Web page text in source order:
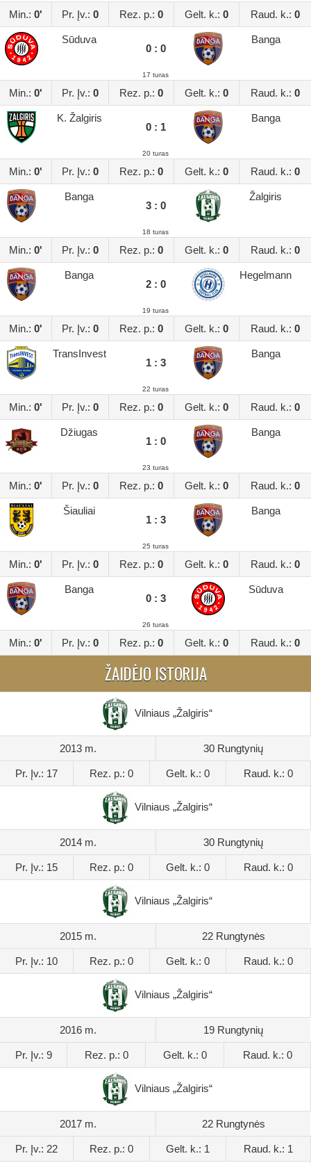
Min.: 0' Pr. Įv.: 0 Rez. p.: 0 Gelt. k.: 0 Raud. k.: 0
Sūduva
0 : 0
Banga
17 turas
Min.: 0' Pr. Įv.: 0 Rez. p.: 0 Gelt. k.: 0 Raud. k.: 0
K. Žalgiris
0 : 1
Banga
20 turas
Min.: 0' Pr. Įv.: 0 Rez. p.: 0 Gelt. k.: 0 Raud. k.: 0
Banga
3 : 0
Žalgiris
18 turas
Min.: 0' Pr. Įv.: 0 Rez. p.: 0 Gelt. k.: 0 Raud. k.: 0
Banga
2 : 0
Hegelmann
19 turas
Min.: 0' Pr. Įv.: 0 Rez. p.: 0 Gelt. k.: 0 Raud. k.: 0
TransInvest
1 : 3
Banga
22 turas
Min.: 0' Pr. Įv.: 0 Rez. p.: 0 Gelt. k.: 0 Raud. k.: 0
Džiugas
1 : 0
Banga
23 turas
Min.: 0' Pr. Įv.: 0 Rez. p.: 0 Gelt. k.: 0 Raud. k.: 0
Šiauliai
1 : 3
Banga
25 turas
Min.: 0' Pr. Įv.: 0 Rez. p.: 0 Gelt. k.: 0 Raud. k.: 0
Banga
0 : 3
Sūduva
26 turas
Min.: 0' Pr. Įv.: 0 Rez. p.: 0 Gelt. k.: 0 Raud. k.: 0
ŽAIDĖJO ISTORIJA
Vilniaus „Žalgiris“
2013 m. 30 Rungtynių
Pr. Įv.: 17 Rez. p.: 0 Gelt. k.: 0 Raud. k.: 0
Vilniaus „Žalgiris“
2014 m. 30 Rungtynių
Pr. Įv.: 15 Rez. p.: 0 Gelt. k.: 0 Raud. k.: 0
Vilniaus „Žalgiris“
2015 m. 22 Rungtynės
Pr. Įv.: 10 Rez. p.: 0 Gelt. k.: 0 Raud. k.: 0
Vilniaus „Žalgiris“
2016 m. 19 Rungtynių
Pr. Įv.: 9 Rez. p.: 0 Gelt. k.: 0 Raud. k.: 0
Vilniaus „Žalgiris“
2017 m. 22 Rungtynės
Pr. Įv.: 22 Rez. p.: 0 Gelt. k.: 1 Raud. k.: 1